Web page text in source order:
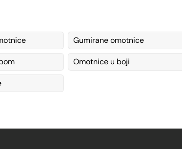
Gumirane omotnice
Omotnice u boji